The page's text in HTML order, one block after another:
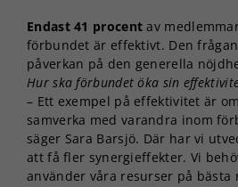
Endast 41 procent av
förbundet är effektivt. Den
påverkan på den generella
Hur ska förbundet öka sin
– Ett exempel på effektivitet är
samverka med varandra inom
säger Sara Barsjö. Där har vi
att få fler synergieffekter. Vi
använder våra resurser på bästa